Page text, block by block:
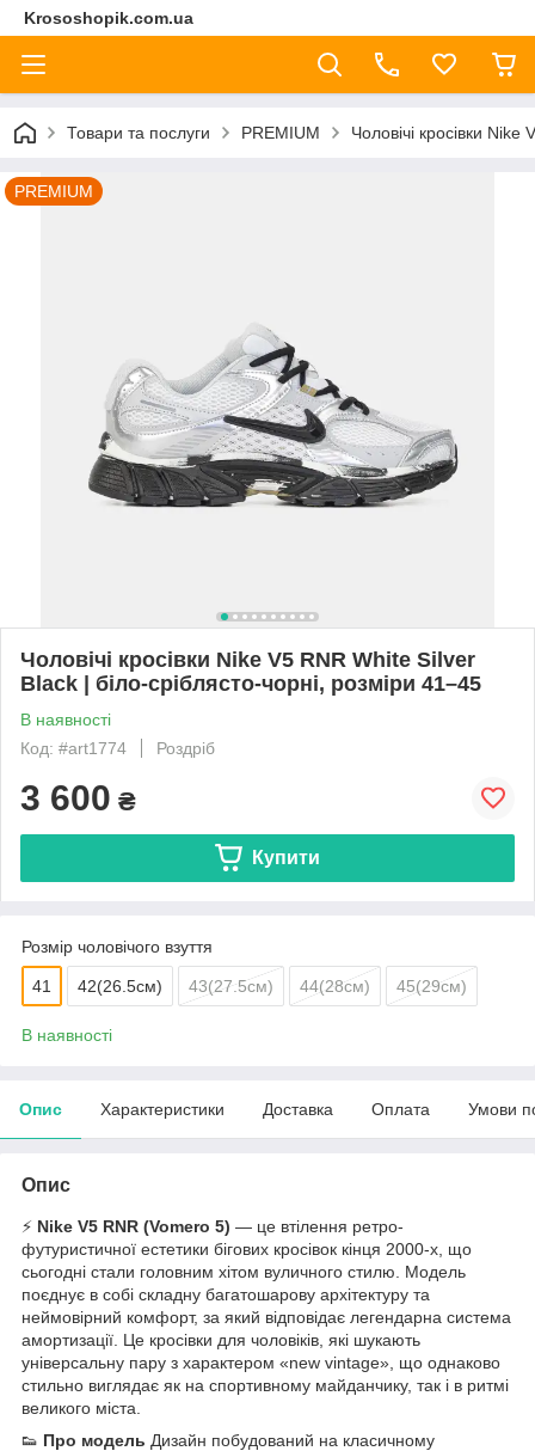
Krososhopik.com.ua
Товари та послуги PREMIUM Чоловічі кросівки
PREMIUM
Чоловічі кросівки Nike V5 RNR White Silver
Black | біло-сріблясто-чорні, розміри 41–45
В наявності
Код: #art1774
Роздріб
3 600 ₴
Купити
Розмір чоловічого взуття
41 42(26.5см) 43(27.5см) 44(28см) 45(29см)
В наявності
Опис Характеристики Доставка Оплата Умови
Опис
⚡ Nike V5 RNR (Vomero 5) — це втілення ретро-
футуристичної естетики бігових кросівок кінця 2000-х, що
сьогодні стали головним хітом вуличного стилю. Модель
поєднує в собі складну багатошарову архітектуру та
неймовірний комфорт, за який відповідає легендарна система
амортизації. Це кросівки для чоловіків, які шукають
універсальну пару з характером «new vintage», що однаково
стильно виглядає як на спортивному майданчику, так і в ритмі
великого міста.
👟 Про модель Дизайн побудований на класичному